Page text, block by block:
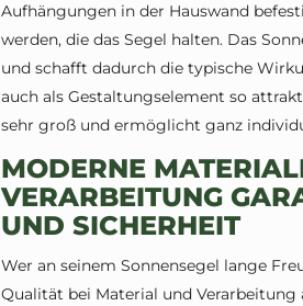
Aufhängungen in der Hauswand
werden, die das Segel halten. Das
und schafft dadurch die typische
auch als Gestaltungselement so
sehr groß und ermöglicht ganz
MODERNE
VERARBEITUNG
UND SICHERHEIT
Wer an seinem Sonnensegel lange
Qualität bei Material und Verarbeitung